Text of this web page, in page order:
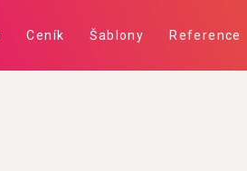
Ceník Šablony Reference